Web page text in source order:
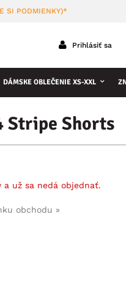
SI PODMIENKY)*
Prihlásiť sa
DÁMSKE OBLEČENIE XS-XXL
Stripe Shorts
a už sa nedá objednať.
obchodu »